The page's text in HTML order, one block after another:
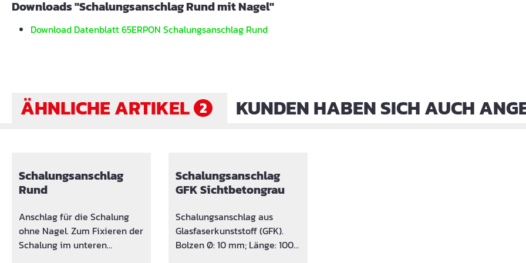
Downloads "Schalungsanschlag Rund mit Nagel"
Download Datenblatt 65ERPON Schalungsanschlag Rund
ÄHNLICHE ARTIKEL 2 KUNDEN HABEN SICH AUCH
Schalungsanschlag
Rund
Anschlag für die Schalung
ohne Nagel. Zum Fixieren der
Schalung im unteren
Schalungsanschlag
GFK Sichtbetongrau
Schalungsanschlag aus
Glasfaserkunststoff (GFK).
Bolzen Ø: 10 mm; Länge: 100